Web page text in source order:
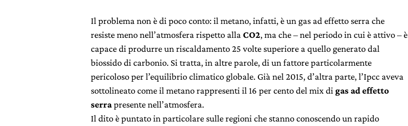
Il problema non è di poco conto: il metano, infatti, è un gas ad effetto serra che
resiste meno nell’atmosfera rispetto alla CO2, ma che – nel periodo in cui è attivo – è
capace di produrre un riscaldamento 25 volte superiore a quello generato dal
biossido di carbonio. Si tratta, in altre parole, di un fattore particolarmente
pericoloso per l’equilibrio climatico globale. Già nel 2015, d’altra parte, l’Ipcc aveva
sottolineato come il metano rappresenti il 16 per cento del mix di gas ad effetto
serrapresente nell’atmosfera.
Il dito è puntato in particolare sulle regioni che stanno conoscendo un rapido